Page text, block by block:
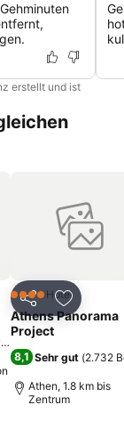
erstellt und ist
hinzufügen
Teilen Zu
4 SterneHotel
Athens Panorama
Project
8,1 Sehr gut (2.732
Athen, 1.8 km bis
Zentrum